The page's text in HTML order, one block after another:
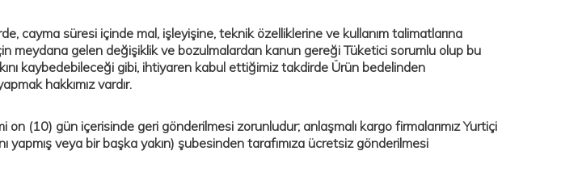
cayma süresi içinde mal, işleyişine, teknik özelliklerine ve kullanım talimatlarına
meydana gelen değişiklik ve bozulmalardan kanun gereği Tüketici sorumlu olup bu
kaybedebileceği gibi, ihtiyaren kabul ettiğimiz takdirde Ürün bedelinden
hakkımız vardır.
on (10) gün içerisinde geri gönderilmesi zorunludur; anlaşmalı kargo firmalarımız Yurtiçi
yapmış veya bir başka yakın) şubesinden tarafımıza ücretsiz gönderilmesi